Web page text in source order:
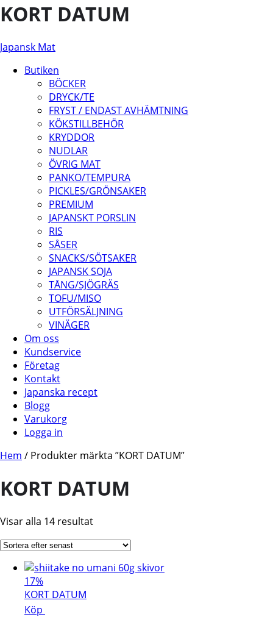
KORT DATUM
Japansk Mat
Butiken
BÖCKER
DRYCK/TE
FRYST / ENDAST AVHÄMTNING
KÖKSTILLBEHÖR
KRYDDOR
NUDLAR
ÖVRIG MAT
PANKO/TEMPURA
PICKLES/GRÖNSAKER
PREMIUM
JAPANSKT PORSLIN
RIS
SÅSER
SNACKS/SÖTSAKER
JAPANSK SOJA
TÅNG/SJÖGRÄS
TOFU/MISO
UTFÖRSÄLJNING
VINÄGER
Om oss
Kundservice
Företag
Kontakt
Japanska recept
Blogg
Varukorg
Logga in
Hem / Produkter märkta ”KORT DATUM”
KORT DATUM
Visar alla 14 resultatSortera
senaste
17%
KORT DATUM
Köp